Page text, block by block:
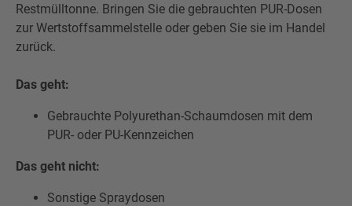
Restmülltonne. Bringen Sie die gebrauchten PUR-Dosen
zur Wertstoffsammelstelle oder geben Sie sie im Handel
zurück.
Das geht:
Gebrauchte Polyurethan-Schaumdosen mit dem
PUR- oder PU-Kennzeichen
Das geht nicht:
Sonstige Spraydosen